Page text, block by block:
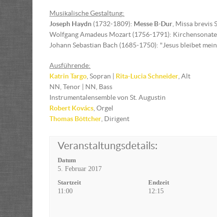
Musikalische Gestaltung:
Joseph Haydn (1732-1809): Messe B-Dur , Missa
Wolfgang Amadeus Mozart (1756-1791):
Johann Sebastian Bach (1685-1750): "Jesus bleibet
Ausführende:
Katrin Targo , Sopran | Rita-Lucia Schneider , Alt
NN, Tenor | NN, Bass
Instrumentalensemble von St. Augustin
Robert Kovács , Orgel
Thomas Böttcher , Dirigent
Veranstaltungsdetails:
Datum
5. Februar 2017
Startzeit
11:00
Endzeit
12:15